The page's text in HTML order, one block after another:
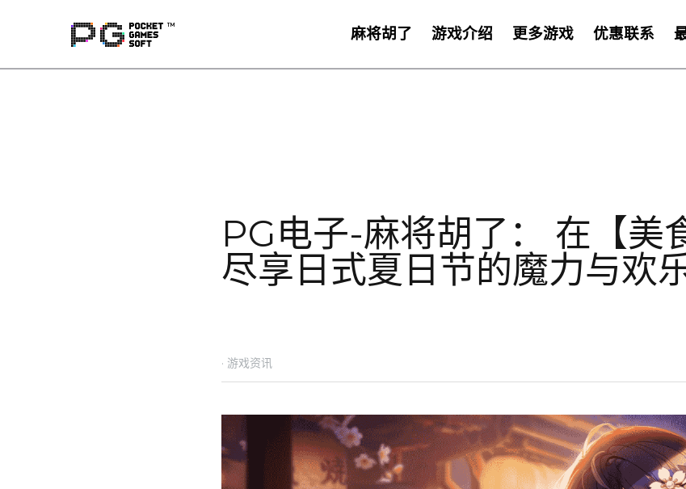
麻将胡了 游戏介绍 更多游戏 优惠联系
PG电子-麻将胡了： 在【美食夏日祭】
的魔力与欢乐！
2024年10月1日